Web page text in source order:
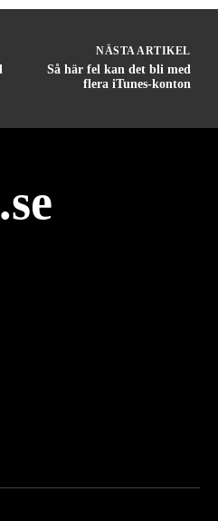
NÄSTA ARTIKEL
Så här fel kan det bli med
flera iTunes-konton